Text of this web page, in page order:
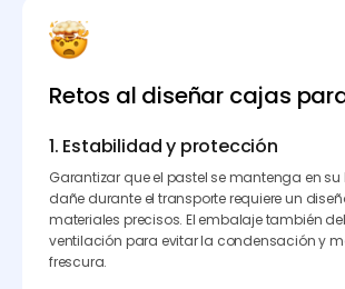
Retos al diseñar cajas
1. Estabilidad y protección
Garantizar que el pastel se mantenga en su
dañe durante el transporte requiere un
materiales precisos. El embalaje también
ventilación para evitar la condensación y
frescura.